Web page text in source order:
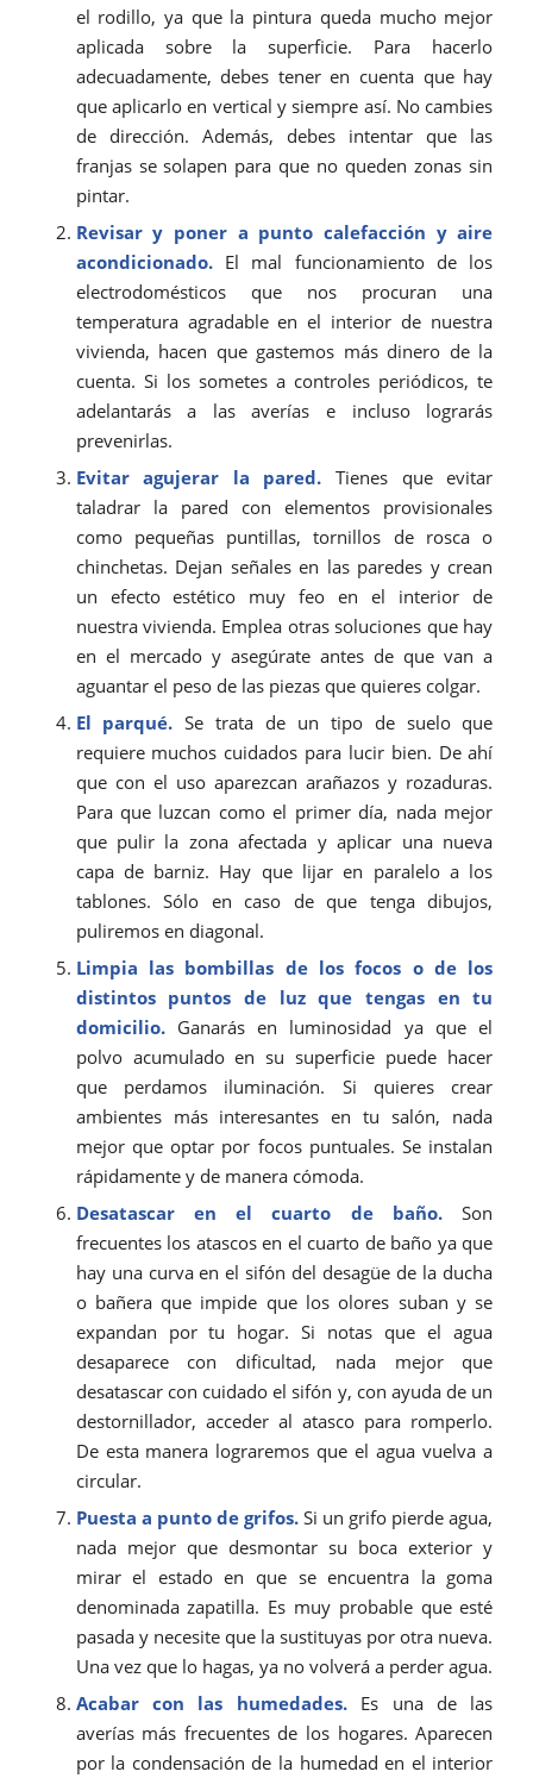
el rodillo, ya que la pintura queda mucho mejor
aplicada sobre la superficie. Para hacerlo
adecuadamente, debes tener en cuenta que hay
que aplicarlo en vertical y siempre así. No cambies
de dirección. Además, debes intentar que las
franjas se solapen para que no queden zonas sin
pintar.
Revisar y poner a punto calefacción y aire
acondicionado.El mal funcionamiento de los
electrodomésticos que nos procuran una
temperatura agradable en el interior de nuestra
vivienda, hacen que gastemos más dinero de la
cuenta. Si los sometes a controles periódicos, te
adelantarás a las averías e incluso lograrás
prevenirlas.
Evitar agujerar la pared. Tienes que evitar
taladrar la pared con elementos provisionales
como pequeñas puntillas, tornillos de rosca o
chinchetas. Dejan señales en las paredes y crean
un efecto estético muy feo en el interior de
nuestra vivienda. Emplea otras soluciones que hay
en el mercado y asegúrate antes de que van a
aguantar el peso de las piezas que quieres colgar.
El parqué. Se trata de un tipo de suelo que
requiere muchos cuidados para lucir bien. De ahí
que con el uso aparezcan arañazos y rozaduras.
Para que luzcan como el primer día, nada mejor
que pulir la zona afectada y aplicar una nueva
capa de barniz. Hay que lijar en paralelo a los
tablones. Sólo en caso de que tenga dibujos,
puliremos en diagonal.
Limpia las bombillas de los focos o de los
distintos puntos de luz que tengas en tu
domicilio.Ganarás en luminosidad ya que el
polvo acumulado en su superficie puede hacer
que perdamos iluminación. Si quieres crear
ambientes más interesantes en tu salón, nada
mejor que optar por focos puntuales. Se instalan
rápidamente y de manera cómoda.
Desatascar en el cuarto de baño. Son
frecuentes los atascos en el cuarto de baño ya que
hay una curva en el sifón del desagüe de la ducha
o bañera que impide que los olores suban y se
expandan por tu hogar. Si notas que el agua
desaparece con dificultad, nada mejor que
desatascar con cuidado el sifón y, con ayuda de un
destornillador, acceder al atasco para romperlo.
De esta manera lograremos que el agua vuelva a
circular.
Puesta a punto de grifos.Si un grifo pierde agua,
nada mejor que desmontar su boca exterior y
mirar el estado en que se encuentra la goma
denominada zapatilla. Es muy probable que esté
pasada y necesite que la sustituyas por otra nueva.
Una vez que lo hagas, ya no volverá a perder agua.
Acabar con las humedades.Es una de las
averías más frecuentes de los hogares. Aparecen
por la condensación de la humedad en el interior